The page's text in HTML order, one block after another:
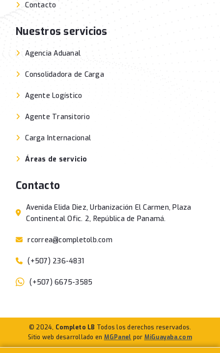
Contacto
Nuestros servicios
Agencia Aduanal
Consolidadora de Carga
Agente Logístico
Agente Transitorio
Carga Internacional
Áreas de servicio
Contacto
Avenida Elida Diez, Urbanización El Carmen, Plaza
Continental Ofic. 2, República de Panamá.
rcorrea@completolb.com
(+507) 236-4831
(+507) 6675-3585
© 2024, Completo LB Todos los derechos reservados.
Sitio web desarrollado en MGPanel por MiGuayaba.com